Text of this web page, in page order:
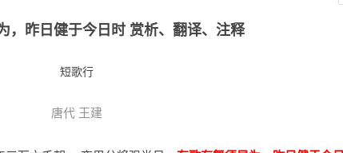
，昨日健于今日时 赏析、翻译、注释
短歌行
唐代 王建